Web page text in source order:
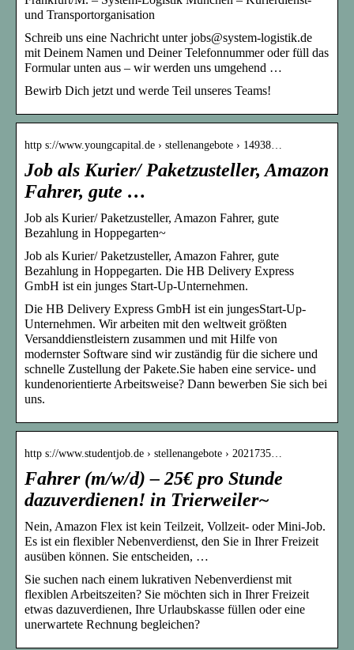
und Transportorganisation
Schreib uns eine Nachricht unter jobs@system-logistik.de
mit Deinem Namen und Deiner Telefonnummer oder füll das
Formular unten aus – wir werden uns umgehend …
Bewirb Dich jetzt und werde Teil unseres Teams!
http s://www.youngcapital.de › stellenangebote › 14938…
Job als Kurier/ Paketzusteller, Amazon
Fahrer, gute …
Job als Kurier/ Paketzusteller, Amazon Fahrer, gute
Bezahlung in Hoppegarten~
Job als Kurier/ Paketzusteller, Amazon Fahrer, gute
Bezahlung in Hoppegarten. Die HB Delivery Express
GmbH ist ein junges Start-Up-Unternehmen.
Die HB Delivery Express GmbH ist ein jungesStart-Up-
Unternehmen. Wir arbeiten mit den weltweit größten
Versanddienstleistern zusammen und mit Hilfe von
modernster Software sind wir zuständig für die sichere und
schnelle Zustellung der Pakete.Sie haben eine service- und
kundenorientierte Arbeitsweise? Dann bewerben Sie sich bei
uns.
http s://www.studentjob.de › stellenangebote › 2021735…
Fahrer (m/w/d) – 25€ pro Stunde
dazuverdienen! in Trierweiler~
Nein, Amazon Flex ist kein Teilzeit, Vollzeit- oder Mini-Job.
Es ist ein flexibler Nebenverdienst, den Sie in Ihrer Freizeit
ausüben können. Sie entscheiden, …
Sie suchen nach einem lukrativen Nebenverdienst mit
flexiblen Arbeitszeiten? Sie möchten sich in Ihrer Freizeit
etwas dazuverdienen, Ihre Urlaubskasse füllen oder eine
unerwartete Rechnung begleichen?